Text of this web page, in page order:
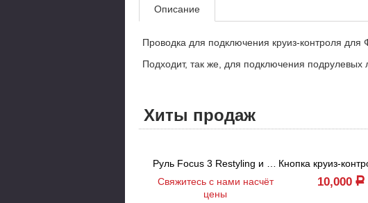
Описание
Проводка для подключения круиз-контроля
Подходит, так же, для подключения подрулевых
Хиты продаж
Свяжитесь с нами насчёт
цены
10,000 Р